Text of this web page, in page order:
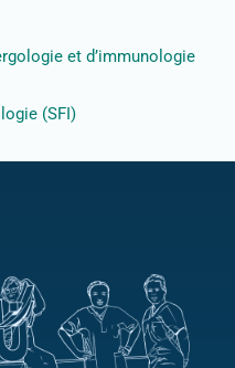
et d’immunologie
(SFI)